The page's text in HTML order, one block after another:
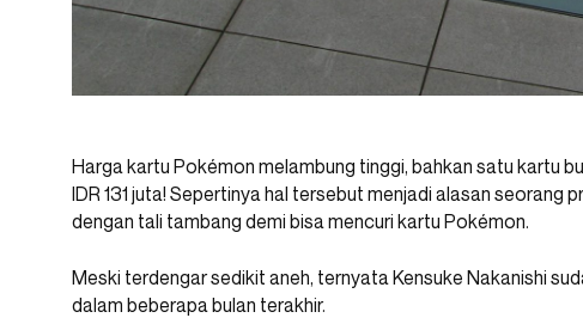
Harga kartu Pokémon melambung tinggi, bahkan satu kartu
IDR 131 juta! Sepertinya hal tersebut menjadi alasan seorang
dengan tali tambang demi bisa mencuri kartu Pokémon.
Meski terdengar sedikit aneh, ternyata Kensuke Nakanishi
dalam beberapa bulan terakhir.